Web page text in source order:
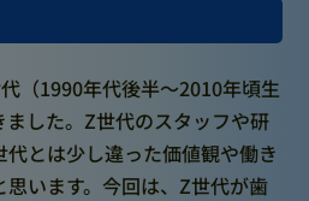
（1990年代後半〜2010年頃生
ました。Z世代のスタッフや研
とは少し違った価値観や働き
います。今回は、Z世代が歯